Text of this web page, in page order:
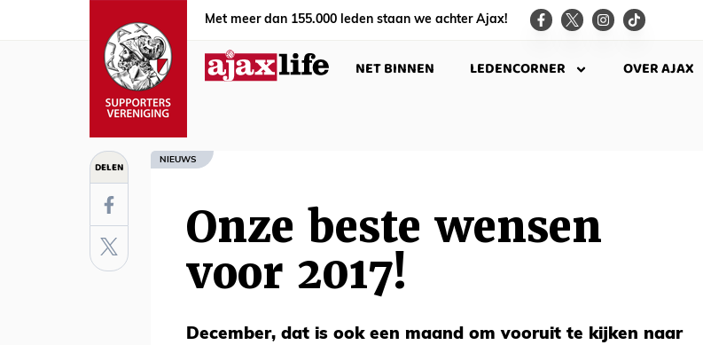
Met meer dan 155.000 leden staan we achter Ajax!
NET BINNEN LEDENCORNER OVER AJAX
DELEN NIEUWS
Onze beste wensen
voor 2017!
December, dat is ook een maand om vooruit te kijken naar